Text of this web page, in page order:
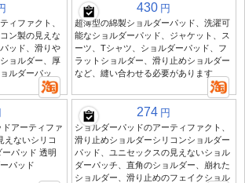
ィファクト、
ン製の見えな
ッド、滑りや
ョルダー、厚
ルダーパッ
430 円
超薄型の綿製ショルダーパッド、洗濯可
能なショルダーパッド、ジャケット、ス
ーツ、Tシャツ、ショルダーパッド、フ
ラットショルダー、滑り止めショルダー
など、縫い合わせる必要があります
アーティファ
えないシリコ
パッド 透明
パッド
274 円
ショルダーパッドのアーティファクト、
滑り止めショルダーシリコンショルダー
パッド、ユニセックスの見えないショル
ダーパッチ、直角のショルダー、崩れた
ショルダー、滑り止めのフェイクショル